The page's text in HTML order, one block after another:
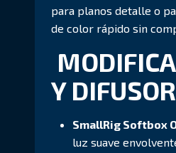
para planos detalle o
de color rápido sin
Y
SmallRig Softbox
luz suave